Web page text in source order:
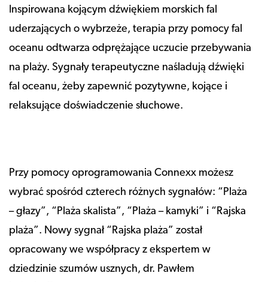
Inspirowana kojącym dźwiękiem morskich fal
uderzających o wybrzeże, terapia przy pomocy fal
oceanu odtwarza odprężające uczucie przebywania
na plaży. Sygnały terapeutyczne naśladują dźwięki
fal oceanu, żeby zapewnić pozytywne, kojące i
relaksujące doświadczenie słuchowe.
Przy pomocy oprogramowania Connexx możesz
wybrać spośród czterech różnych sygnałów: “Plaża
– głazy”, “Plaża skalista”, “Plaża – kamyki” i “Rajska
plaża”. Nowy sygnał “Rajska plaża” został
opracowany we współpracy z ekspertem w
dziedzinie szumów usznych, dr. Pawłem